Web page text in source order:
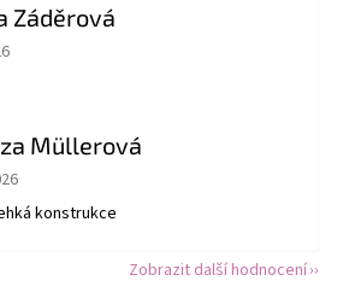
Záděrová
obchodu je 5 z 5 hvězdiček.
Müllerová
obchodu je 5 z 5 hvězdiček.
konstrukce
Zobrazit další hodnocení